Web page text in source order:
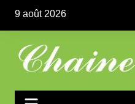
contenu
9 août 2026